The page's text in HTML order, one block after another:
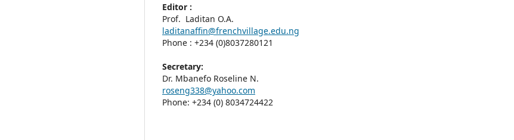
Editor :
Prof. Laditan O.A.
laditanaffin@frenchvillage.edu.ng
Phone : +234 (0)8037280121
Secretary:
Dr. Mbanefo Roseline N.
roseng338@yahoo.com
Phone: +234 (0) 8034724422